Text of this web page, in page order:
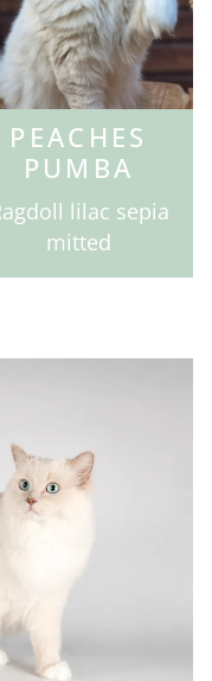
PEACHES
PUMBA
lilac sepia
mitted